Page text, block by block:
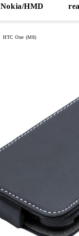
Nokia/HMD
HTC One (M8)